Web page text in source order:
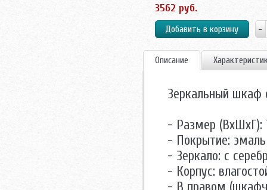
3562 руб.
Описание
Зеркальный шкаф
- Размер (ВхШхГ):
- Покрытие: эмаль
- Зеркало: с
- Корпус: